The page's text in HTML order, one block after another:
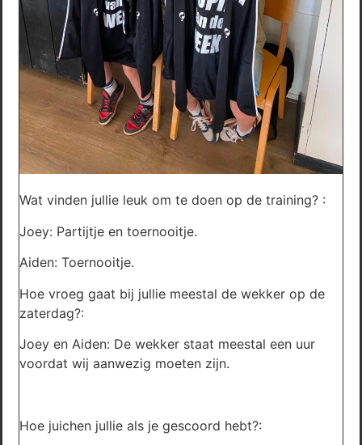
Wat vinden jullie leuk om te doen op de training? :
Joey: Partijtje en toernooitje.
Aiden: Toernooitje.
Hoe vroeg gaat bij jullie meestal de wekker op de
zaterdag?:
Joey en Aiden: De wekker staat meestal een uur
voordat wij aanwezig moeten zijn.
Hoe juichen jullie als je gescoord hebt?: